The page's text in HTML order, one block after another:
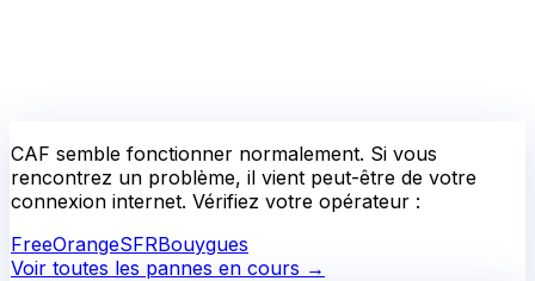
CAF semble fonctionner normalement. Si vous
rencontrez un problème, il vient peut-être de votre
connexion internet. Vérifiez votre opérateur :
FreeOrangeSFRBouygues
Voir toutes les pannes en cours →